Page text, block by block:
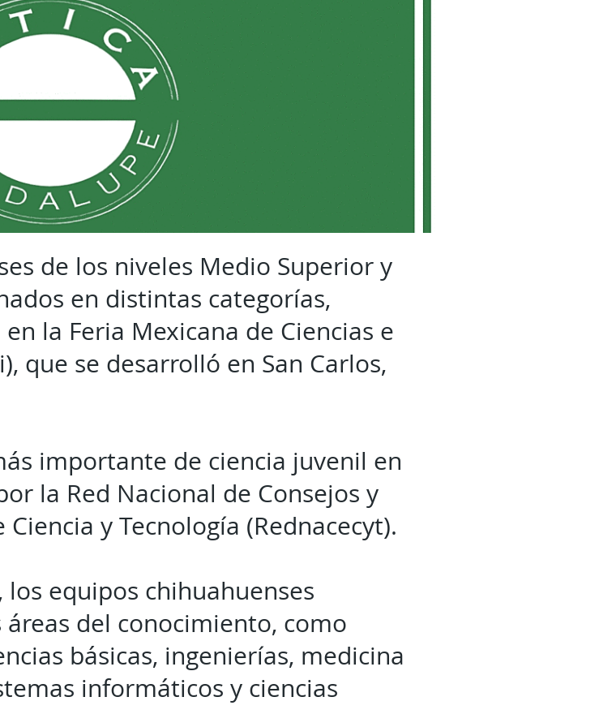
de los niveles Medio Superior y
en distintas categorías,
la Feria Mexicana de Ciencias e
que se desarrolló en San Carlos,
importante de ciencia juvenil en
la Red Nacional de Consejos y
y Tecnología (Rednacecyt).
equipos chihuahuenses
del conocimiento, como
básicas, ingenierías, medicina
informáticos y ciencias